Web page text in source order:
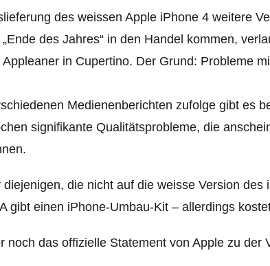
des weissen Apple iPhone 4 weitere
des Jahres“ in den Handel kommen,
Appleaner in Cupertino. Der Grund: Probleme
Medienenberichten zufolge gibt es
signifikante Qualitätsprobleme, die
diejenigen, die nicht auf die weisse Version
gibt einen iPhone-Umbau-Kit – allerdings
noch das offizielle Statement von Apple zu der